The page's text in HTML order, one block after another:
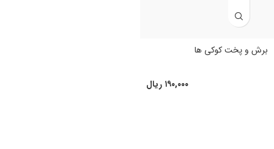
برش و پخت کوکی ها
۱۹۰,۰۰۰ ریال